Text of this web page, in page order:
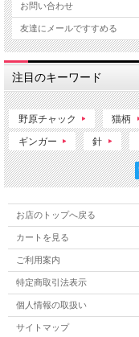
お問い合わせ
友達にメールですすめる
注目のキーワード
野原チャック 猫柄
ギンガー 針
お店のトップへ戻る
カートを見る
ご利用案内
特定商取引法表示
個人情報の取扱い
サイトマップ